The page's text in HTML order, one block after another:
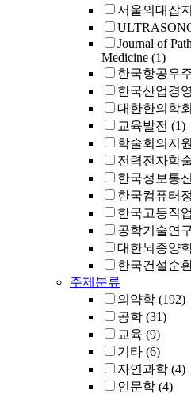
서울의대잡지
Journal of
Medicine (1)
한국항공우
한국산업경
대한한의학
교육발전 (1)
학술회의지
전력전자학
한국정보통
한국컴퓨터
한국고등직
공학기술연
대한뇌종양
한국건설순
주제분류
의약학 (192)
공학 (31)
교육 (9)
기타 (6)
자연과학 (4)
인문학 (4)